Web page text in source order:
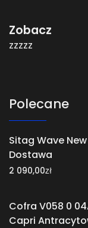
Zobacz
zzzzz
Polecane
Sitag Wave
Dostawa
2 090,00zł
Cofra V058 0
Capri